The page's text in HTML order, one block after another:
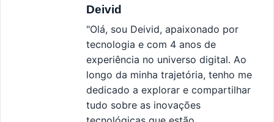
Deivid
"Olá, sou Deivid, apaixonado por
tecnologia e com 4 anos de
experiência no universo digital. Ao
longo da minha trajetória, tenho me
dedicado a explorar e compartilhar
tudo sobre as inovações